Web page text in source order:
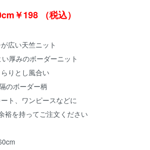
￥198 （税込）
広い天竺ニット
厚みのボーダーニット
りとし風合い
のボーダー柄
ト、ワンピースなどに
裕を持ってご注文ください